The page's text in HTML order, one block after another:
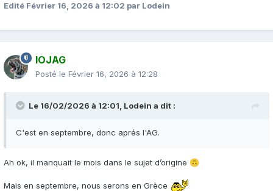
Edité Février 16, 2026 à 12:02 par Lodein
IOJAG
Posté le Février 16, 2026 à 12:28
Le 16/02/2026 à 12:01, Lodein a dit :
C'est en septembre, donc aprés l'AG.
Ah ok, il manquait le mois dans le sujet d’origine 🙃
Mais en septembre, nous serons en Grèce